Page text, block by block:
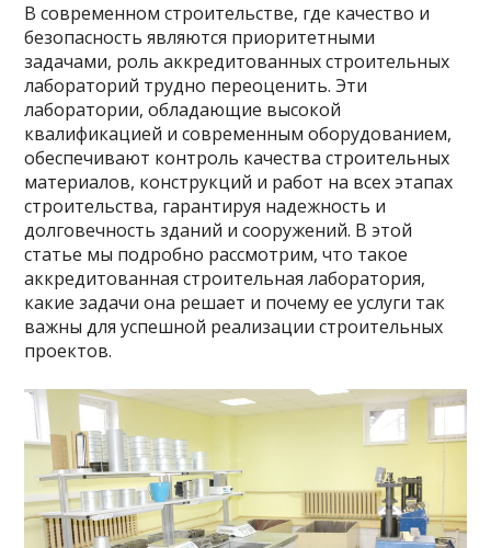
В современном строительстве, где качество и
безопасность являются приоритетными
задачами, роль аккредитованных строительных
лабораторий трудно переоценить. Эти
лаборатории, обладающие высокой
квалификацией и современным оборудованием,
обеспечивают контроль качества строительных
материалов, конструкций и работ на всех этапах
строительства, гарантируя надежность и
долговечность зданий и сооружений. В этой
статье мы подробно рассмотрим, что такое
аккредитованная строительная лаборатория,
какие задачи она решает и почему ее услуги так
важны для успешной реализации строительных
проектов.